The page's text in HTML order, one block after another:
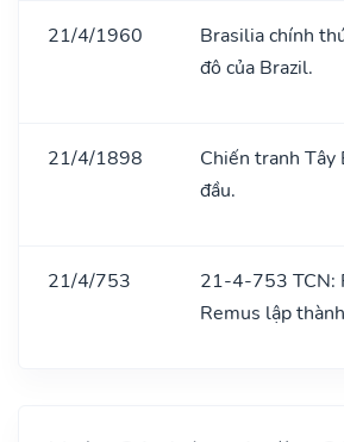
21/4/1960
Brasilia chính
đô của Brazil.
21/4/1898
Chiến tranh
đầu.
21/4/753
21-4-753 TCN:
Remus lập